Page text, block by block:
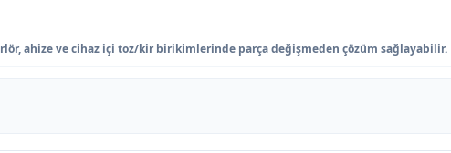
ahize ve cihaz içi toz/kir birikimlerinde parça değişmeden çözüm sağlayabilir.